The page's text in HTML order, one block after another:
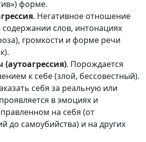
форме.
. Негативное отношение
содержании слов, интонациях
громкости и форме речи
. Порождается
к себе (злой, бессовестный).
себя за реальную или
в эмоциях и
на себя (от
до самоубийства) и на других